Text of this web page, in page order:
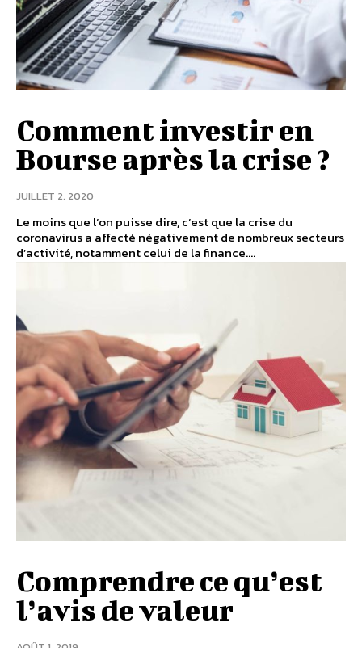
Comment investir en
Bourse après la crise ?
JUILLET 2, 2020
Le moins que l’on puisse dire, c’est que la crise du
coronavirus a affecté négativement de nombreux secteurs
d’activité, notamment celui de la finance....
Comprendre ce qu’est
l’avis de valeur